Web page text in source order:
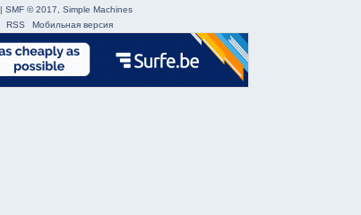
| SMF © 2017, Simple Machines
RSS Мобильная версия